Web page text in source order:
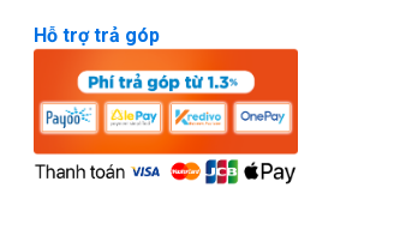
Hỗ trợ trả góp